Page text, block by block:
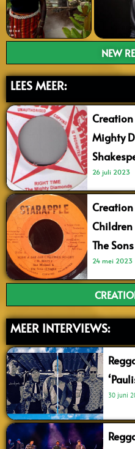
NEW
LEES MEER:
Creation
Mighty
26 juli 2023
Creation
Children
The
24 mei 2023
MEER INTERVIEWS:
30 juni